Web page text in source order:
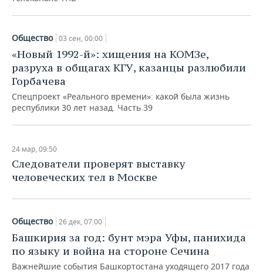
Общество 03 сен, 00:00
«Новый 1992-й»: хищения на КОМЗе,
разруха в общагах КГУ, казанцы разлюбили
Горбачева
Спецпроект «Реального времени»: какой была жизнь
республики 30 лет назад. Часть 39
24 мар, 09:50
Следователи проверят выставку
человеческих тел в Москве
Общество 26 дек, 07:00
Башкирия за год: бунт мэра Уфы, панихида
по языку и война на стороне Сечина
Важнейшие события Башкортостана уходящего 2017 года